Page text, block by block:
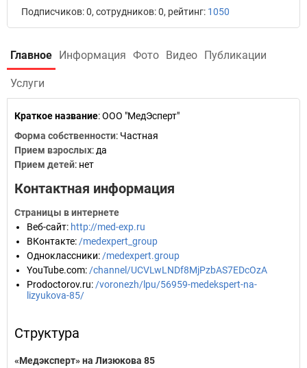
Подписчиков: 0, сотрудников: 0, рейтинг: 1050
Главное Информация Фото Видео Публикации
Услуги
Краткое название:ООО "МедЭсперт"
Форма собственности: Частная
Прием взрослых: да
Прием детей: нет
Контактная информация
Страницы в интернете
Веб-сайт: http://med-exp.ru
ВКонтакте: /medexpert_group
Одноклассники: /medexpert.group
YouTube.com: /channel/UCVLwLNDf8MjPzbAS7EDcOzA
Prodoctorov.ru: /voronezh/lpu/56959-medekspert-na-
lizyukova-85/
Структура
«Медэксперт» на Лизюкова 85